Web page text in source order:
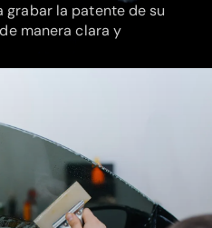
grabar la patente de su
manera clara y